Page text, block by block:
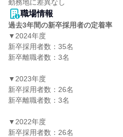
職場情報
過去3年間の新卒採用者の定着率
▼2024年度
新卒採用者数：35名
新卒離職者数：3名
▼2023年度
新卒採用者数：26名
新卒離職者数：3名
▼2022年度
新卒採用者数：26名